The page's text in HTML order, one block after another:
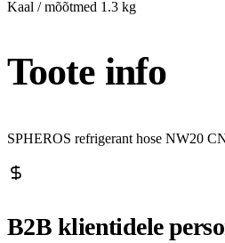
Kaal / mõõtmed 1.3 kg
Toote info
SPHEROS refrigerant hose NW20
B2B klientidele